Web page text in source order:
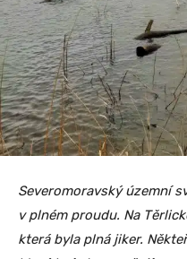
Severomoravský územní
v plném proudu. Na
která byla plná jiker.